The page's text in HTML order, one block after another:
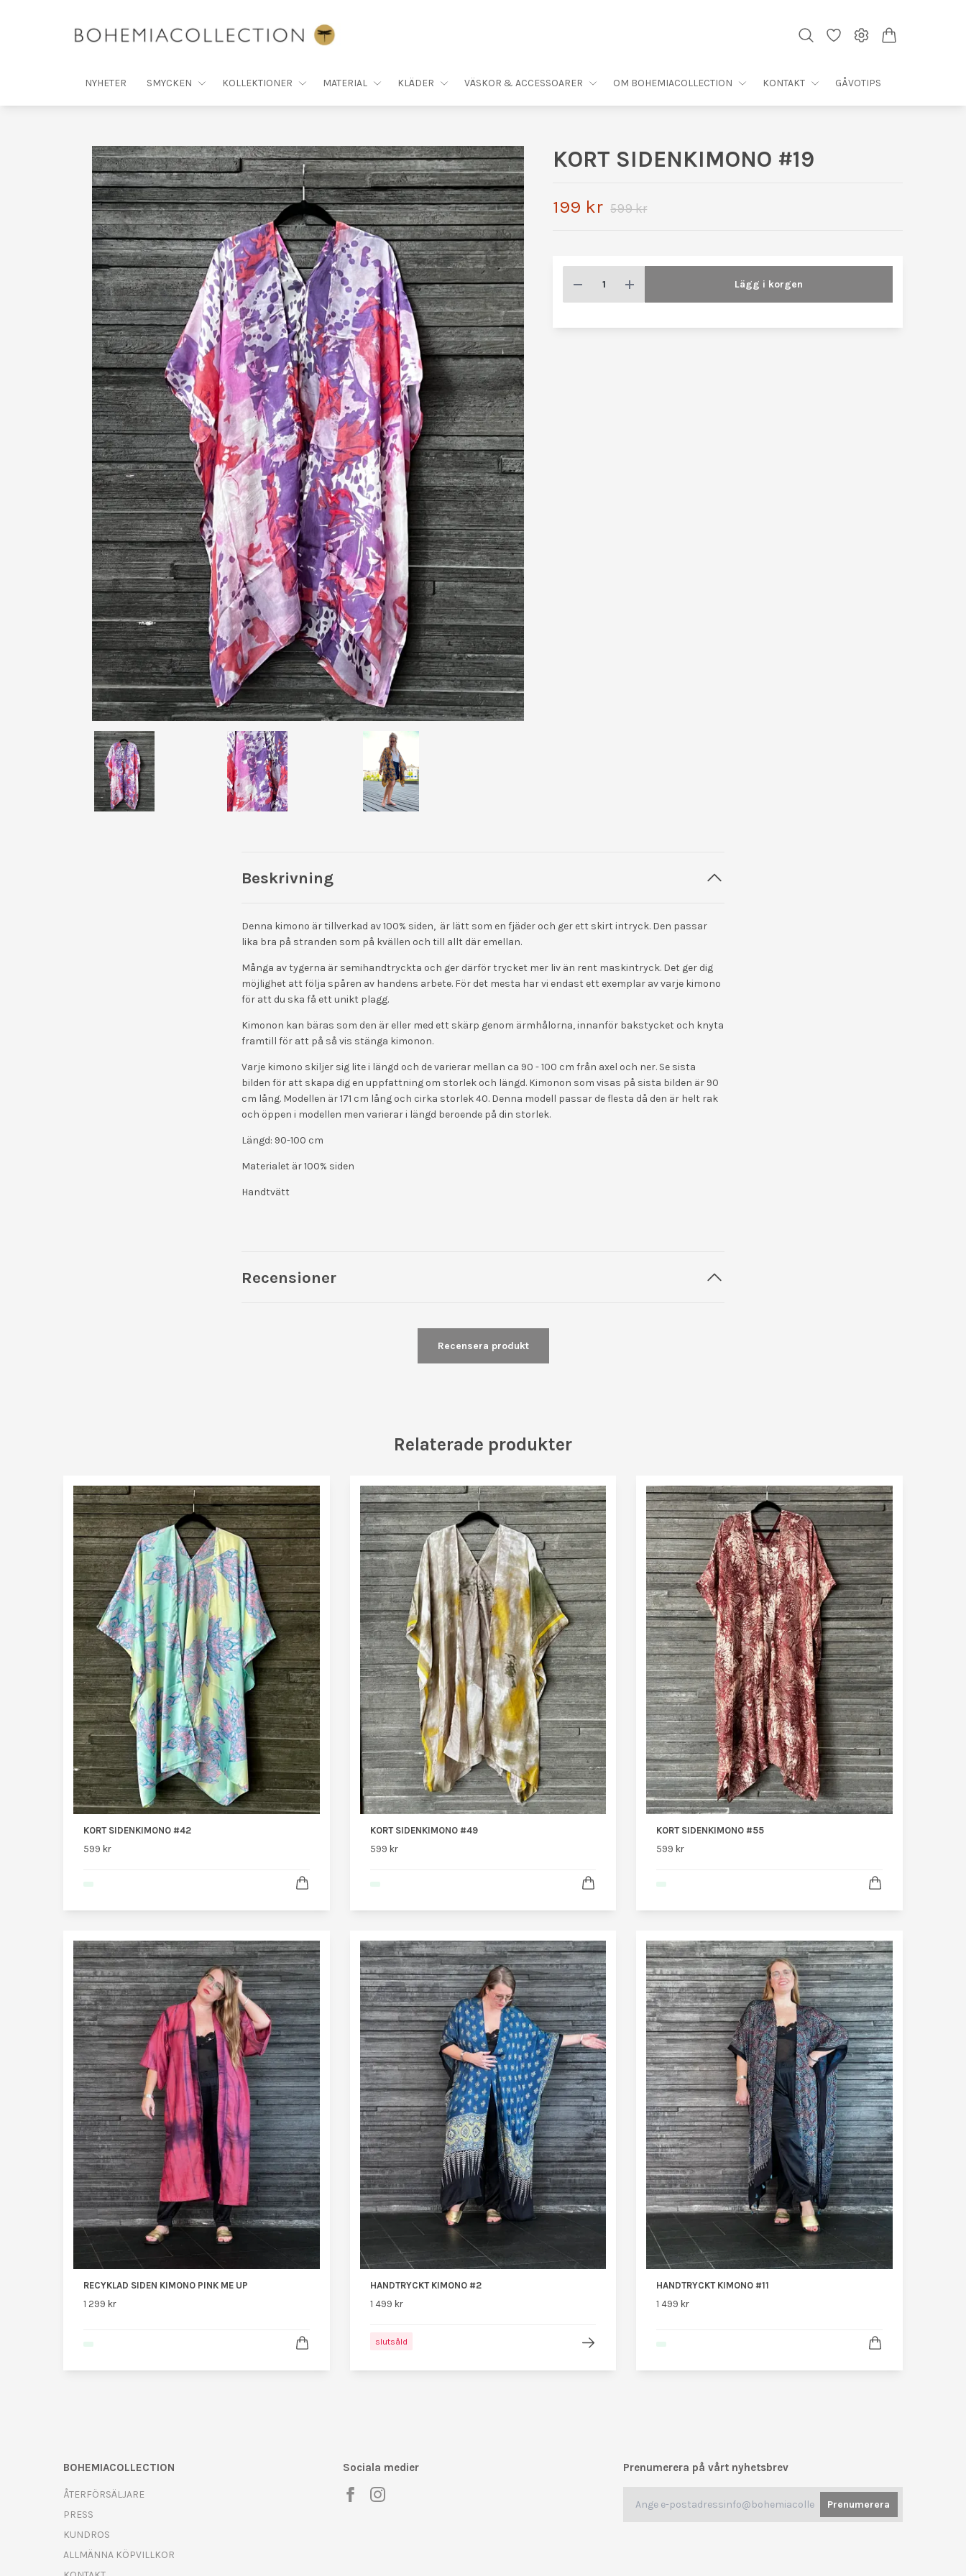
NYHETER SMYCKEN KOLLEKTIONER MATERIAL KLÄDER VÄSKOR & ACCESSOARER OM BOHEMIACOLLECTION KONTAKT GÅVOTIPS
KORT SIDENKIMONO #19
199 kr 599 kr
Lägg i korgen
Beskrivning
Denna kimono är tillverkad av 100% siden, är lätt som en fjäder och ger ett skirt intryck. Den passar
lika bra på stranden som på kvällen och till allt där emellan.
Många av tygerna är semihandtryckta och ger därför trycket mer liv än rent maskintryck. Det ger dig
möjlighet att följa spåren av handens arbete. För det mesta har vi endast ett exemplar av varje kimono
för att du ska få ett unikt plagg.
Kimonon kan bäras som den är eller med ett skärp genom ärmhålorna, innanför bakstycket och knyta
framtill för att på så vis stänga kimonon.
Varje kimono skiljer sig lite i längd och de varierar mellan ca 90 - 100 cm från axel och ner. Se sista
bilden för att skapa dig en uppfattning om storlek och längd. Kimonon som visas på sista bilden är 90
cm lång. Modellen är 171 cm lång och cirka storlek 40. Denna modell passar de flesta då den är helt rak
och öppen i modellen men varierar i längd beroende på din storlek.
Längd: 90-100 cm
Materialet är 100% siden
Handtvätt
Recensioner
Recensera produkt
Relaterade produkter
KORT SIDENKIMONO #42
599 kr
KORT SIDENKIMONO #49
599 kr
KORT SIDENKIMONO #55
599 kr
RECYKLAD SIDEN KIMONO PINK ME UP
1 299 kr
HANDTRYCKT KIMONO #2
1 499 kr
slutsåld
HANDTRYCKT KIMONO #11
1 499 kr
BOHEMIACOLLECTION
ÅTERFÖRSÄLJARE
PRESS
KUNDROS
ALLMÄNNA KÖPVILLKOR
Sociala medier Prenumerera på vårt nyhetsbrev
Prenumerera